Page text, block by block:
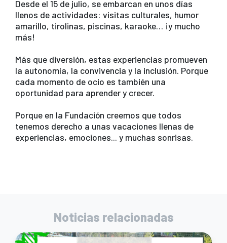
b
o
k
A
p
a
m
Desde el 15 de julio, se embarcan en unos días
llenos de actividades: visitas culturales, humor
amarillo, tirolinas, piscinas, karaoke… ¡y mucho
más!
Más que diversión, estas experiencias promueven
la autonomía, la convivencia y la inclusión. Porque
cada momento de ocio es también una
oportunidad para aprender y crecer.
Porque en la Fundación creemos que todos
tenemos derecho a unas vacaciones llenas de
experiencias, emociones... y muchas sonrisas.
Noticias relacionadas